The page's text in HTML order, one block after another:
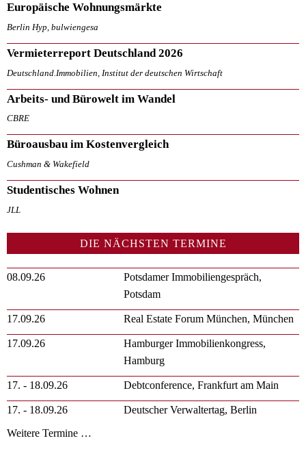
Europäische Wohnungsmärkte
Berlin Hyp, bulwiengesa
Vermieterreport Deutschland 2026
Deutschland.Immobilien, Institut der deutschen Wirtschaft
Arbeits- und Bürowelt im Wandel
CBRE
Büroausbau im Kostenvergleich
Cushman & Wakefield
Studentisches Wohnen
JLL
DIE NÄCHSTEN TERMINE
08.09.26
Potsdamer Immobiliengespräch,
Potsdam
17.09.26 Real Estate Forum München, München
17.09.26
Hamburger Immobilienkongress,
Hamburg
17. - 18.09.26 Debtconference, Frankfurt am Main
17. - 18.09.26
Deutscher Verwaltertag, Berlin
Weitere Termine …